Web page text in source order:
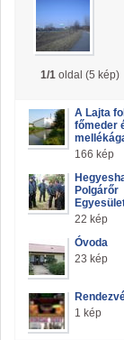
1/1 oldal (5 kép)
A Lajta
főmeder
166 kép
Polgárőr
22 kép
Óvoda
23 kép
1 kép